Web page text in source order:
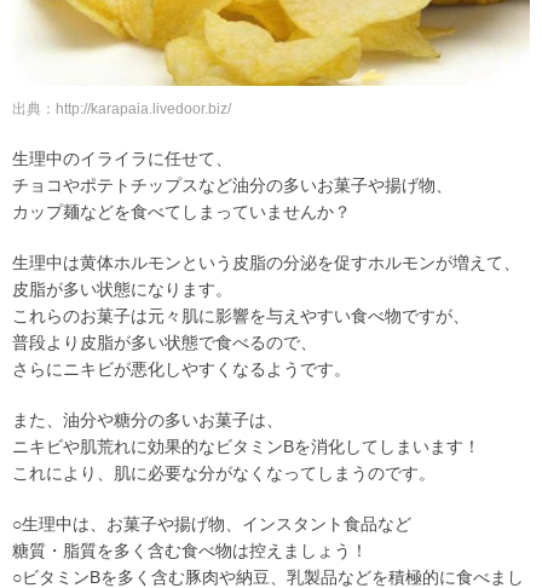
出典：http://karapaia.livedoor.biz/
生理中のイライラに任せて、
チョコやポテトチップスなど油分の多いお菓子や揚げ物、
カップ麺などを食べてしまっていませんか？
生理中は黄体ホルモンという皮脂の分泌を促すホルモンが増えて、
皮脂が多い状態になります。
これらのお菓子は元々肌に影響を与えやすい食べ物ですが、
普段より皮脂が多い状態で食べるので、
さらにニキビが悪化しやすくなるようです。
また、油分や糖分の多いお菓子は、
ニキビや肌荒れに効果的なビタミンBを消化してしまいます！
これにより、肌に必要な分がなくなってしまうのです。
○生理中は、お菓子や揚げ物、インスタント食品など
糖質・脂質を多く含む食べ物は控えましょう！
○ビタミンBを多く含む豚肉や納豆、乳製品などを積極的に食べまし